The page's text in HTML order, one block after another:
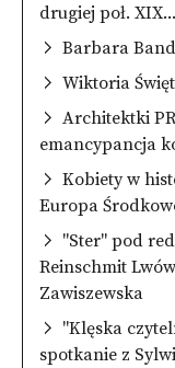
drugiej poł. XIX...
Barbara
Wiktoria
Architektki
emancypancja
Kobiety w
Europa
"Ster" pod
Reinschmit
Zawiszewska
"Klęska
spotkanie z